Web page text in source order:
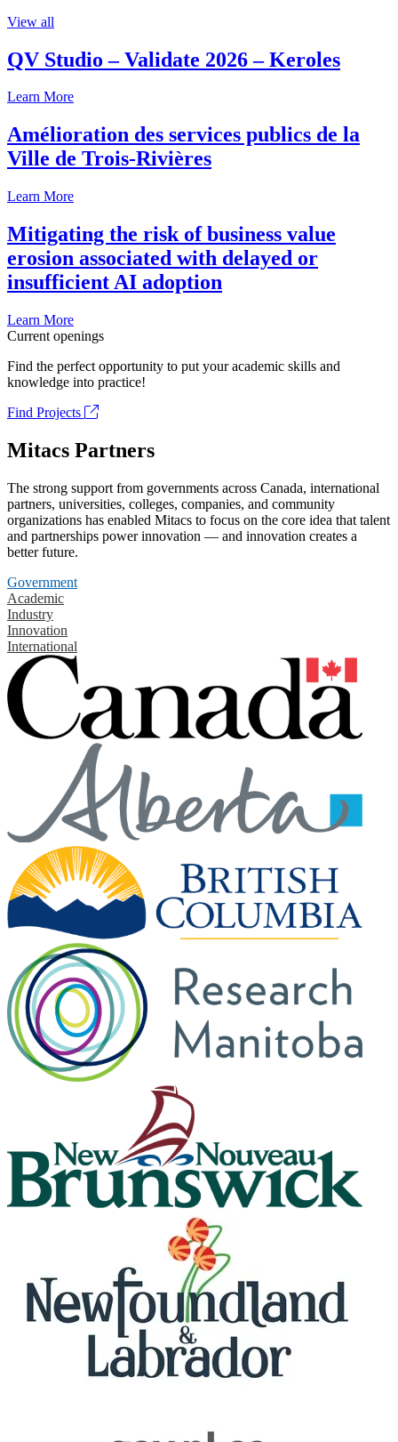
View all
QV Studio – Validate 2026 – Keroles
Learn More
Amélioration des services publics de la
Ville de Trois-Rivières
Learn More
Mitigating the risk of business value
erosion associated with delayed or
insufficient AI adoption
Learn More
Current openings
Find the perfect opportunity to put your academic skills and
knowledge into practice!
Find Projects
Mitacs Partners
The strong support from governments across Canada, international
partners, universities, colleges, companies, and community
organizations has enabled Mitacs to focus on the core idea that talent
and partnerships power innovation — and innovation creates a
better future.
Government
Academic
Industry
Innovation
International